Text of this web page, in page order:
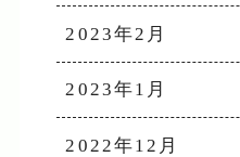
2023年2月
2023年1月
2022年12月